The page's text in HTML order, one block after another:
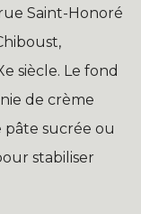
Saint-Honoré
siècle. Le fond
de crème
pâte sucrée ou
stabiliser